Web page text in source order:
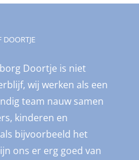
Doortje is niet
wij werken als een
team nauw samen
kinderen en
bijvoorbeeld het
ons er erg goed van